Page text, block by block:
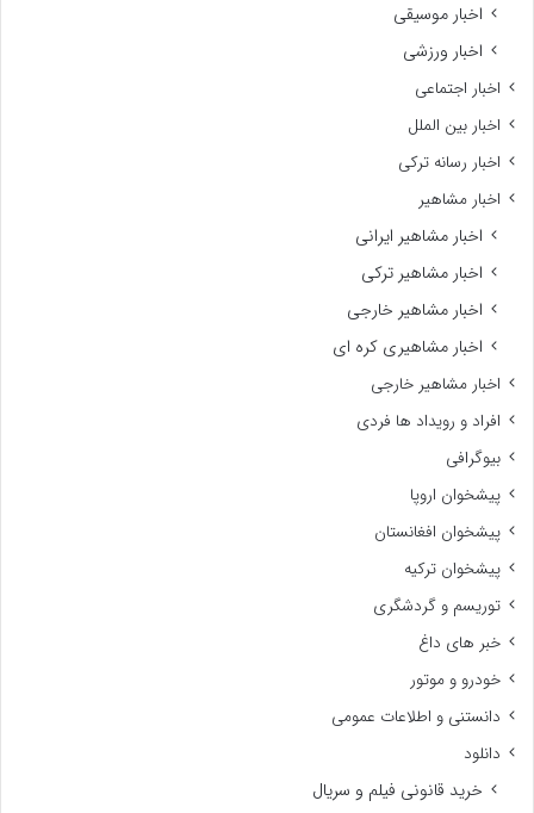
اخبار موسیقی
اخبار ورزشی
اخبار اجتماعی
اخبار بین الملل
اخبار رسانه ترکی
اخبار مشاهیر
اخبار مشاهیر ایرانی
اخبار مشاهیر ترکی
اخبار مشاهیر خارجی
اخبار مشاهیری کره ای
اخبار مشاهیر خارجی
افراد و رویداد ها فردی
بیوگرافی
پیشخوان اروپا
پیشخوان افغانستان
پیشخوان ترکیه
توریسم و گردشگری
خبر های داغ
خودرو و موتور
دانستنی و اطلاعات عمومی
دانلود
خرید قانونی فیلم و سریال